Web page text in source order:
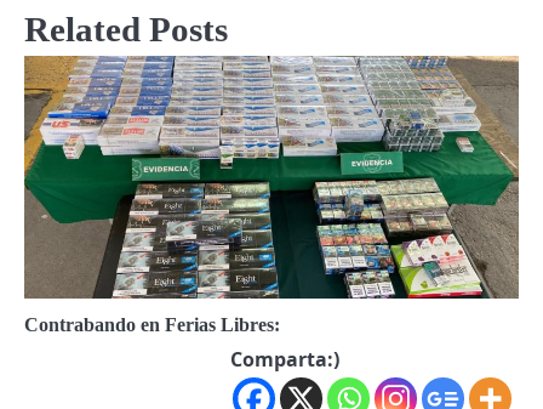
Related Posts
Contrabando en Ferias Libres:
Comparta:)